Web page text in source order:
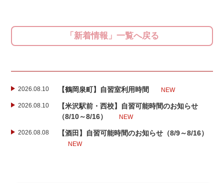
「新着情報」一覧へ戻る
2026.08.10 【鶴岡泉町】自習室利用時間 NEW
2026.08.10
【米沢駅前・西校】自習可能時間のお知らせ
（8/10～8/16）
NEW
2026.08.08 【酒田】自習可能時間のお知らせ（8/9～8/16）
NEW